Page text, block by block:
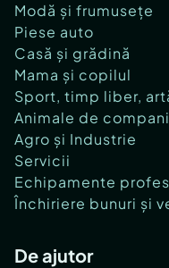
Modă și frumusețe
Piese auto
Casă și grădină
Mama și copilul
Sport, timp liber,
Animale de
Agro și Industrie
Servicii
Echipamente
Închiriere bunuri și
De ajutor